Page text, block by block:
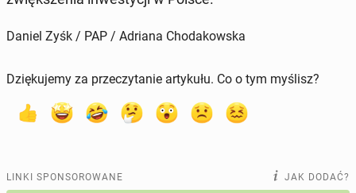
Daniel Zyśk / PAP / Adriana Chodakowska
Dziękujemy za przeczytanie artykułu. Co o tym myślisz?
LINKI SPONSOROWANE JAK DODAĆ?